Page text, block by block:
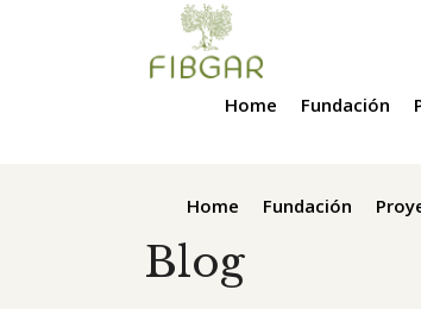
Home Fundación
Home Fundación
Blog